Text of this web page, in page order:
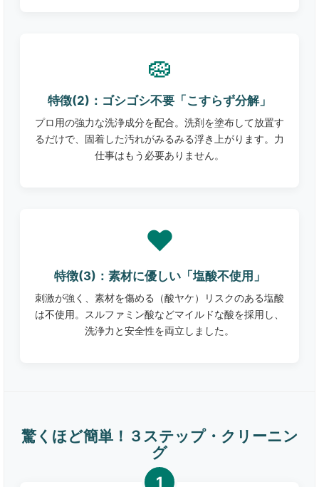
🧽
特徴(2)：ゴシゴシ不要「こすらず分解」
プロ用の強力な洗浄成分を配合。洗剤を塗布して放置す
るだけで、固着した汚れがみるみる浮き上がります。力
仕事はもう必要ありません。
❤️
特徴(3)：素材に優しい「塩酸不使用」
刺激が強く、素材を傷める（酸ヤケ）リスクのある塩酸
は不使用。スルファミン酸などマイルドな酸を採用し、
洗浄力と安全性を両立しました。
驚くほど簡単！３ステップ・クリーニン
グ